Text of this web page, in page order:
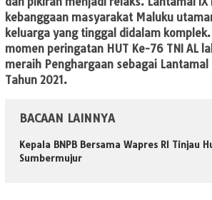
kebanggaan masyarakat Maluku
keluarga yang tinggal didalam
momen peringatan HUT Ke-76 TNI AL
meraih Penghargaan sebagai Lantamal
Tahun 2021.
BACAAN LAINNYA
Kepala BNPB Bersama Wapres RI Tinjau
Sumbermujur